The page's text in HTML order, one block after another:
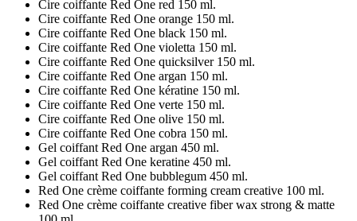
Cire coiffante Red One red 150 ml.
Cire coiffante Red One orange 150 ml.
Cire coiffante Red One black 150 ml.
Cire coiffante Red One violetta 150 ml.
Cire coiffante Red One quicksilver 150 ml.
Cire coiffante Red One argan 150 ml.
Cire coiffante Red One kératine 150 ml.
Cire coiffante Red One verte 150 ml.
Cire coiffante Red One olive 150 ml.
Cire coiffante Red One cobra 150 ml.
Gel coiffant Red One argan 450 ml.
Gel coiffant Red One keratine 450 ml.
Gel coiffant Red One bubblegum 450 ml.
Red One crème coiffante forming cream creative 100 ml.
Red One crème coiffante creative fiber wax strong & matte